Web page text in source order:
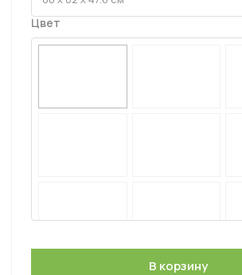
Цвет